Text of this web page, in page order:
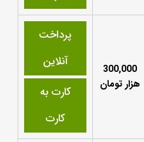
300,000
هزار تومان
پرداخت
آنلاین
کارت به
کارت